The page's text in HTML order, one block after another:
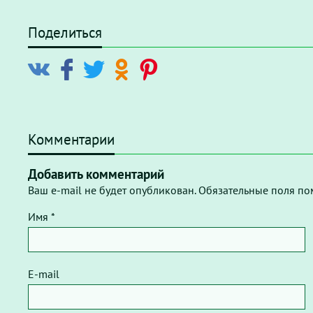
Поделиться
Комментарии
Добавить комментарий
Ваш e-mail не будет опубликован. Обязательные поля
Имя *
E-mail